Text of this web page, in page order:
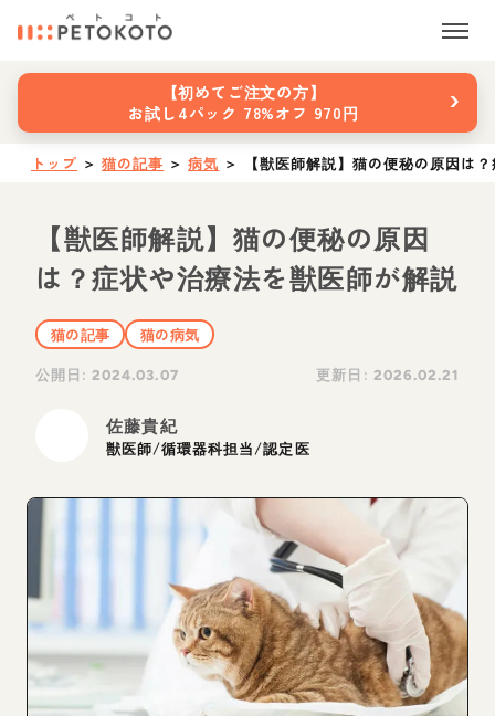
【初めてご注文の方】
お試し4パック 78%オフ 970円
›
トップ ＞ 猫の記事 ＞ 病気 ＞ 【獣医師解説】猫の便秘の原因は
【獣医師解説】猫の便秘の原因
は？症状や治療法を獣医師が解説
猫の記事
猫の病気
公開日:2024.03.07 更新日: 2026.02.21
佐藤貴紀
獣医師/循環器科担当/認定医